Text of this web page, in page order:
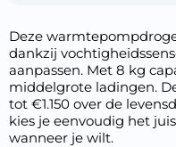
Deze
dankzij
aanpassen. Met 8 kg
middelgrote ladingen.
tot €1.150 over de
kies je eenvoudig het
wanneer je wilt.